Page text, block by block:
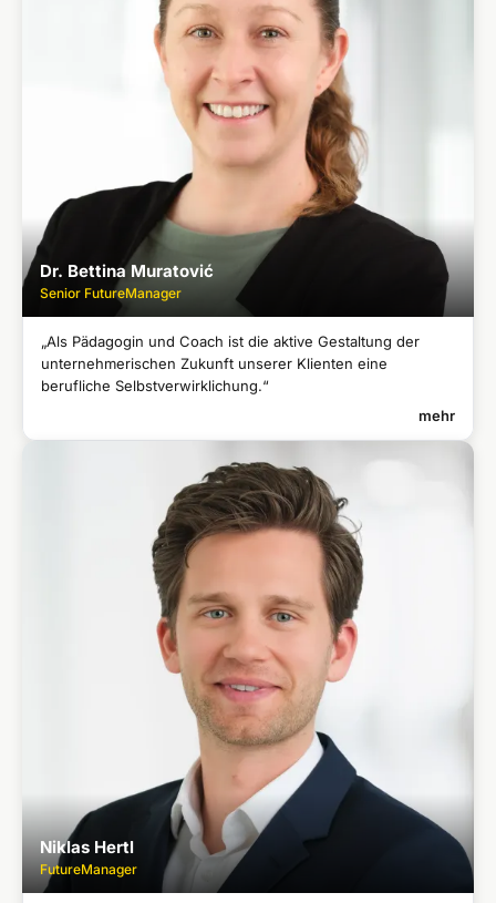
Universität Mainz
Dr. Bettina Muratović
Senior FutureManager
„Als Pädagogin und Coach ist die aktive Gestaltung der
unternehmerischen Zukunft unserer Klienten eine
berufliche Selbstverwirklichung.“
mehr
DR. BETTINA MURATOVIĆ
Senior FutureManager
Ausgebildete Coach (FH)
Promotion in Erziehungswissenschaften, Universität Mainz
Studium der Medienpädagogik
Niklas Hertl
FutureManager